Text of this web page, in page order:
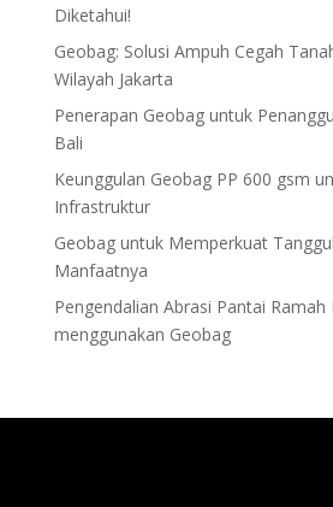
Diketahui!
Geobag: Solusi Ampuh Cegah
Wilayah Jakarta
Penerapan Geobag untuk
Bali
Keunggulan Geobag PP 600 gsm
Infrastruktur
Geobag untuk Memperkuat
Manfaatnya
Pengendalian Abrasi Pantai Ramah
menggunakan Geobag